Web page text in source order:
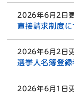
2026年6月2日
直接請求制度に
2026年6月2日
選挙人名簿登録
2026年6月1日